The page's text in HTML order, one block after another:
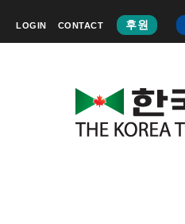
LOGIN CONTACT 후원